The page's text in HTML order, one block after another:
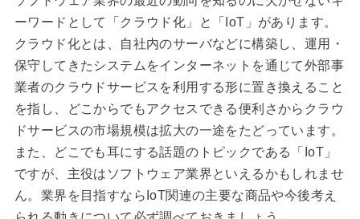
ーワードとして「クラウド化」と「IoT」があります。
クラウド化とは、自社内のサーバなどに構築し、運用・
保守してきたシステムをインターネットを通じて外部事
業者のクラウドサービスを利用する形に置き換えること
を指し、どこからでもアクセスできる便利さからクラウ
ドサービスの市場規模は拡大の一途をたどっています。
また、どこでも耳にする話題のトピックである「IoT」
ですが、主役はソフトウェア業界といえるかもしれませ
ん。業界を目指すならIoT関連の主要な商品や今後考え